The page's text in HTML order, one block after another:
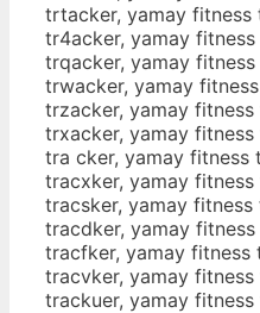
trtacker, yamay fitness
tr4acker, yamay
trqacker, yamay
trwacker, yamay
trzacker, yamay
trxacker, yamay
tra cker, yamay fitness
tracxker, yamay
tracsker, yamay
tracdker, yamay
tracfker, yamay fitness
tracvker, yamay
trackuer, yamay